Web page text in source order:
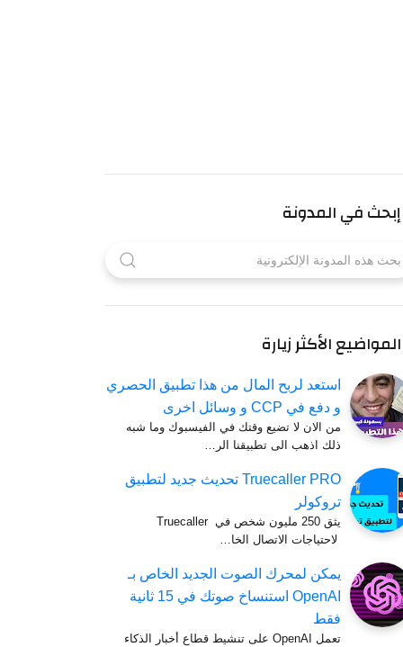
إبحث في المدونة
المواضيع الأكثر زيارة
استعد لربح المال من هذا تطبيق الحصري
و دفع في CCP و وسائل اخرى
من الان لا تضيع وقتك في الفيسبوك وما شبه
ذلك اذهب الى تطبيقنا الر…
Truecaller PRO تحديث جديد لتطبيق
تروكولر
يثق 250 مليون شخص في Truecaller
لاحتياجات الاتصال الخا…
يمكن لمحرك الصوت الجديد الخاص بـ
OpenAI استنساخ صوتك في 15 ثانية
فقط
تعمل OpenAI على تنشيط قطاع أخبار الذكاء